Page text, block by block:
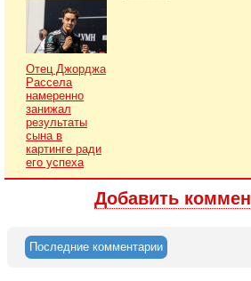
Отец Джорджа
Рассела
намеренно
занижал
результаты
сына в
картинге ради
его успеха
Добавить
Последние комментарии